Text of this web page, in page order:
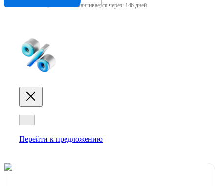
Заканчивается через: 146 дней
Перейти к предложению